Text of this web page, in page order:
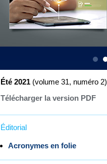
Été 2021 (volume 31, numéro 2)
Télécharger la version PDF
Éditorial
Acronymes en folie